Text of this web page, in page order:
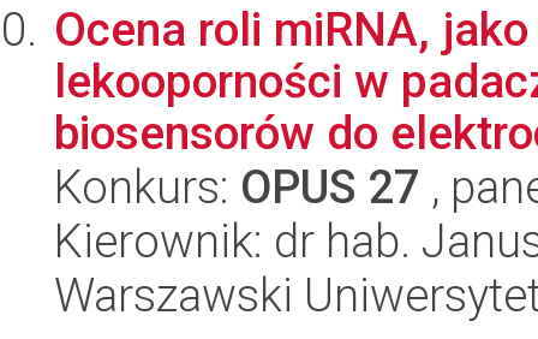
Ocena roli miRNA,
lekooporności w
biosensorów do
Konkurs: OPUS 27 ,
Kierownik: dr hab.
Warszawski